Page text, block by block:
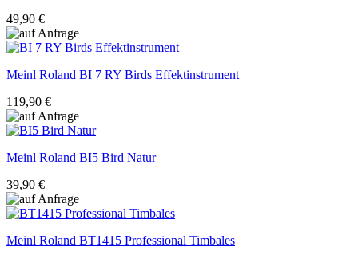
49,90 €
Meinl Roland BI 7 RY Birds Effektinstrument
119,90 €
Meinl Roland BI5 Bird Natur
39,90 €
Meinl Roland BT1415 Professional Timbales